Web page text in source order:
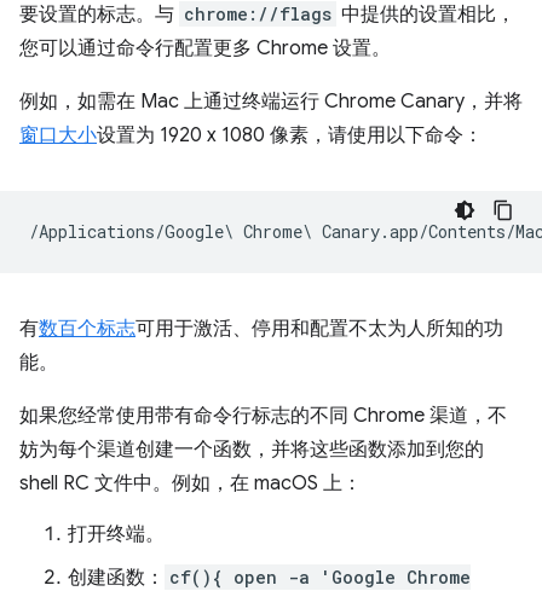
要设置的标志。与 chrome://flags 中提供的设置相比，
您可以通过命令行配置更多 Chrome 设置。
例如，如需在 Mac 上通过终端运行 Chrome Canary，并将
窗口大小设置为 1920 x 1080 像素，请使用以下命令：
有数百个标志可用于激活、停用和配置不太为人所知的功
能。
如果您经常使用带有命令行标志的不同 Chrome 渠道，不
妨为每个渠道创建一个函数，并将这些函数添加到您的
shell RC 文件中。例如，在 macOS 上：
打开终端。
创建函数：
cf(){ open -a 'Google Chrome